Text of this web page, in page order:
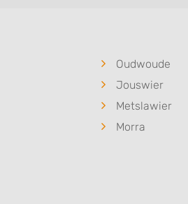
Oudwoude
Jouswier
Metslawier
Morra